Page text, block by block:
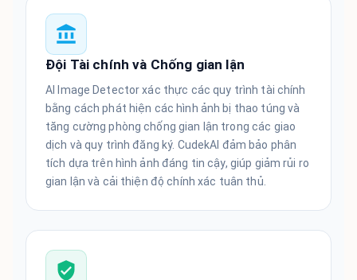
Đội Tài chính và Chống gian lận
AI Image Detector xác thực các quy trình tài chính
bằng cách phát hiện các hình ảnh bị thao túng và
tăng cường phòng chống gian lận trong các giao
dịch và quy trình đăng ký. CudekAI đảm bảo phân
tích dựa trên hình ảnh đáng tin cậy, giúp giảm rủi ro
gian lận và cải thiện độ chính xác tuân thủ.